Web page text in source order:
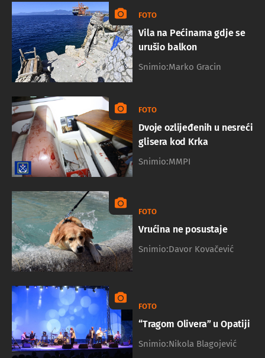
FOTO
Vila na Pećinama gdje se
urušio balkon
Snimio:Marko Gracin
FOTO
Dvoje ozlijeđenih u nesreći
glisera kod Krka
Snimio:MMPI
FOTO
Vrućina ne posustaje
Snimio:Davor Kovačević
FOTO
“Tragom Olivera” u Opatiji
Snimio:Nikola Blagojević